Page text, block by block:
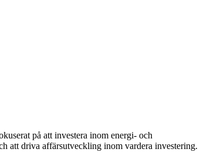
på att investera inom energi- och
att driva affärsutveckling inom vardera investering.